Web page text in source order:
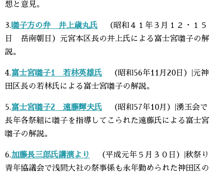
想と意見。
3.囃子方の弁 井上歳丸氏 （昭和４１年３月１２・１５
日 岳南朝日）元宮本区長の井上氏による富士宮囃子の解
説。
4.富士宮囃子1 若林英雄氏 （昭和56年11月20日）|元神
田区長の若林氏による富士宮囃子の解説。
5.富士宮囃子2 遠藤輝夫氏 （昭和57年10月）|湧玉会で
長年各祭組に囃子を指導してこられた遠藤氏による富士宮
囃子の解説。
6.加藤長三郎氏講演より
（平成元年５月３０日）|秋祭り
青年協議会で浅間大社の祭事係も永年勤められた神田区の